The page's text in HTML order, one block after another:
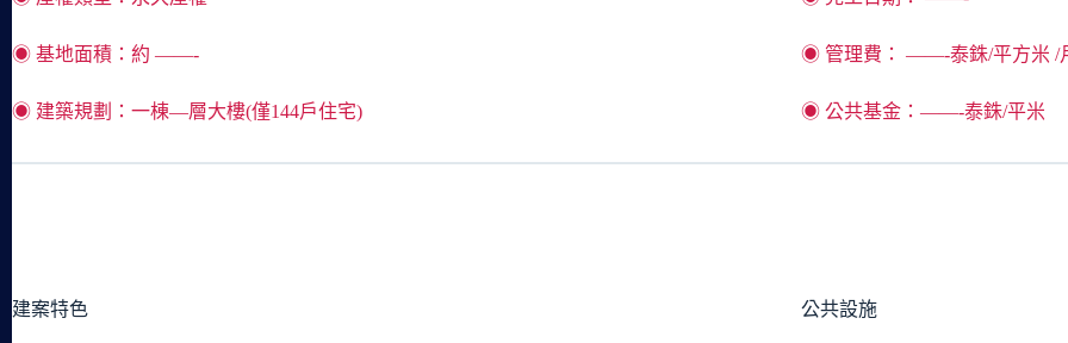
◉ 基地面積：約 ——-
◉ 建築規劃：一棟—層大樓(僅144戶住宅)
◉ 管理費： ——-泰銖/平方米 /
◉ 公共基金：——-泰銖/平米
建案特色 公共設施